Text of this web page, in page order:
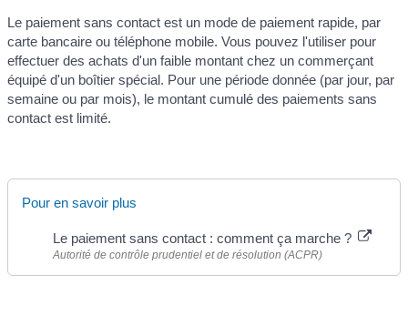
Le paiement sans contact est un mode de paiement rapide, par
carte bancaire ou téléphone mobile. Vous pouvez l'utiliser pour
effectuer des achats d'un faible montant chez un commerçant
équipé d'un boîtier spécial. Pour une période donnée (par jour, par
semaine ou par mois), le montant cumulé des paiements sans
contact est limité.
Pour en savoir plus
Le paiement sans contact : comment ça marche ?
Autorité de contrôle prudentiel et de résolution (ACPR)